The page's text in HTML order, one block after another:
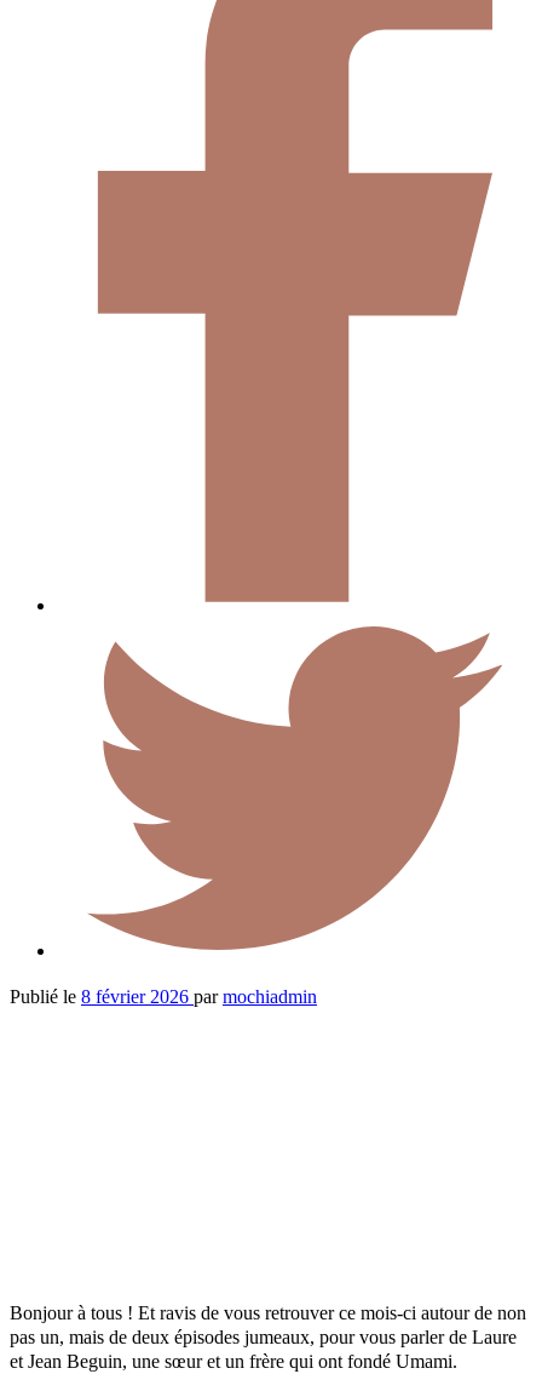
Publié le 8 février 2026 parmochiadmin
Bonjour à tous ! Et ravis de vous retrouver ce mois-ci autour de non
pas un, mais de deux épisodes jumeaux, pour vous parler de Laure
et Jean Beguin, une sœur et un frère qui ont fondé Umami.